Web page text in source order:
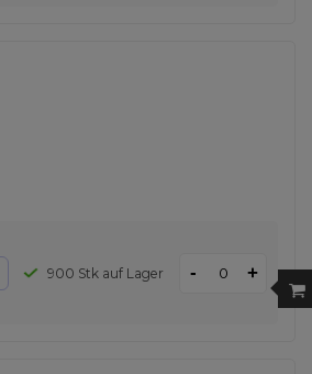
900 Stk auf Lager - +